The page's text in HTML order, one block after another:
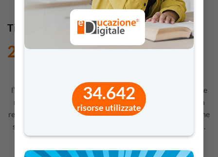
34.642
risorse utilizzate
Ti voglio bene, Mamma!
2,50€
l’amore e la cura che le mamme ci danno ogni giorno! Con le
nostre schede da colorare, i più piccoli potranno creare un
regalo unico e personalizzato. Disegni di cuori, fiori e mamme
sorridenti aspettano solo di essere riempiti di colori vivaci.
Un modo dolce e divertente per dire “Ti voglio bene,
Mamma!”